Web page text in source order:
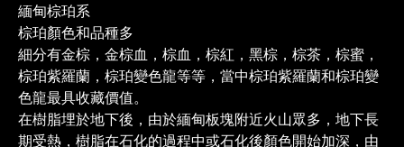
緬甸棕珀系
棕珀顏色和品種多
細分有金棕，金棕血，棕血，棕紅，黑棕，棕茶，棕蜜，
棕珀紫羅蘭，棕珀變色龍等等，當中棕珀紫羅蘭和棕珀變
色龍最具收藏價值。
在樹脂埋於地下後，由於緬甸板塊附近火山眾多，地下長
期受熱，樹脂在石化的過程中或石化後顏色開始加深，由